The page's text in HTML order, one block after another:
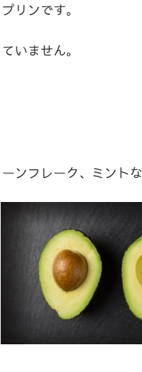
リンです。
いません。
ンフレーク、ミント